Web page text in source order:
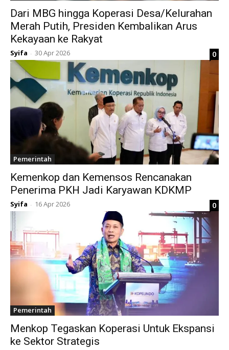
Dari MBG hingga Koperasi Desa/Kelurahan
Merah Putih, Presiden Kembalikan Arus
Kekayaan ke Rakyat
Syifa - 30 Apr 2026 0
Pemerintah
Kemenkop dan Kemensos Rencanakan
Penerima PKH Jadi Karyawan KDKMP
Syifa - 16 Apr 2026 0
Pemerintah
Menkop Tegaskan Koperasi Untuk Ekspansi
ke Sektor Strategis